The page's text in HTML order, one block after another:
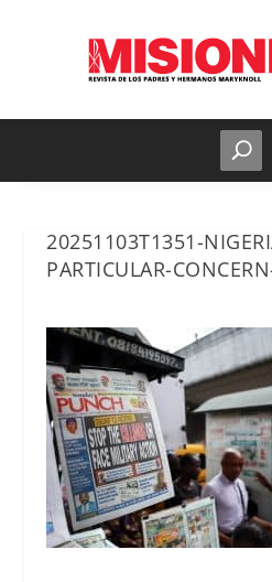
20251103T1351-
PARTICULAR-